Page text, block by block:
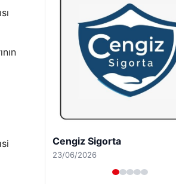
Hastaş Beton
26/05/2026